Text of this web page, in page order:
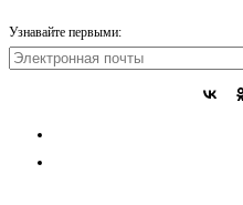
Узнавайте первыми: